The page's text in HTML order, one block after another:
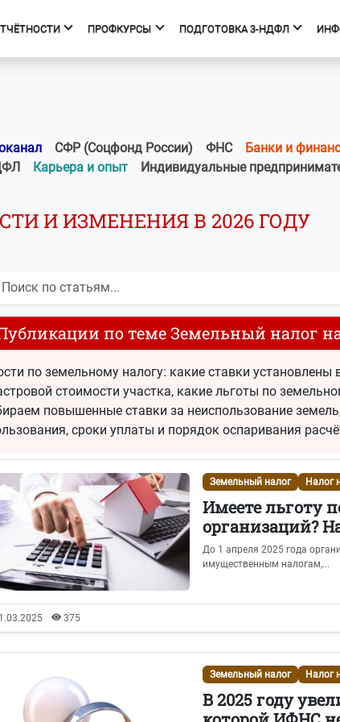
ПРОФКУРСЫ ПОДГОТОВКА 3-НДФЛ
об образовательной
Тарифы
Получить вычет
или8 (800) 500-13-37
СФР (Соцфонд России) ФНС Банки и
Карьера и опыт Индивидуальные
И ИЗМЕНЕНИЯ В 2026 ГОДУ
по теме Земельный налог
по земельному налогу: какие ставки установлены
стоимости участка, какие льготы по
повышенные ставки за неиспользование
сроки уплаты и порядок оспаривания
Земельный налог Налог
Имеете льготу
организаций?
До 1 апреля 2025 года
имущественным налогам,...
375
Земельный налог Налог
В 2025 году